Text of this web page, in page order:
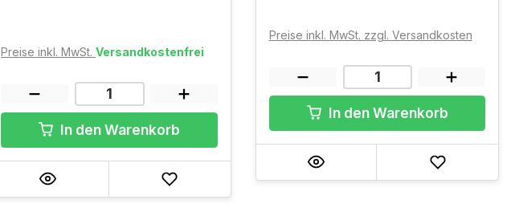
Preise inkl. MwSt. Versandkostenfrei
In den Warenkorb
Preise inkl. MwSt. zzgl. Versandkosten
In den Warenkorb